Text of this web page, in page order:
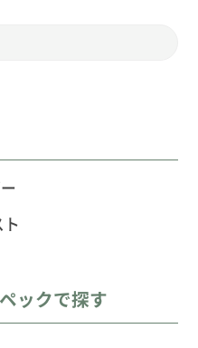
ックで探す